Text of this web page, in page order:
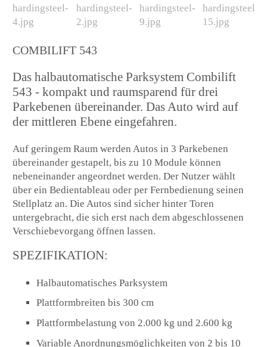
COMBILIFT 543
Das halbautomatische Parksystem Combilift
543 - kompakt und raumsparend für drei
Parkebenen übereinander. Das Auto wird auf
der mittleren Ebene eingefahren.
Auf geringem Raum werden Autos in 3 Parkebenen
übereinander gestapelt, bis zu 10 Module können
nebeneinander angeordnet werden. Der Nutzer wählt
über ein Bedientableau oder per Fernbedienung seinen
Stellplatz an. Die Autos sind sicher hinter Toren
untergebracht, die sich erst nach dem abgeschlossenen
Verschiebevorgang öffnen lassen.
SPEZIFIKATION:
Halbautomatisches Parksystem
Plattformbreiten bis 300 cm
Plattformbelastung von 2.000 kg und 2.600 kg
Variable Anordnungsmöglichkeiten von 2 bis 10